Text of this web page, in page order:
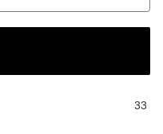
33